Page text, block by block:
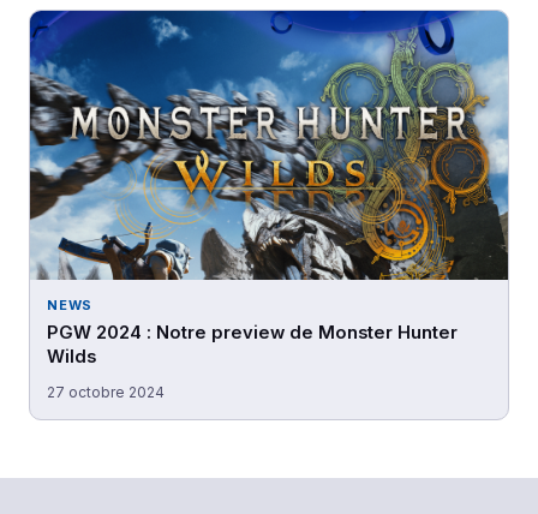
NEWS
PGW 2024 : Notre preview de Monster Hunter
Wilds
27 octobre 2024